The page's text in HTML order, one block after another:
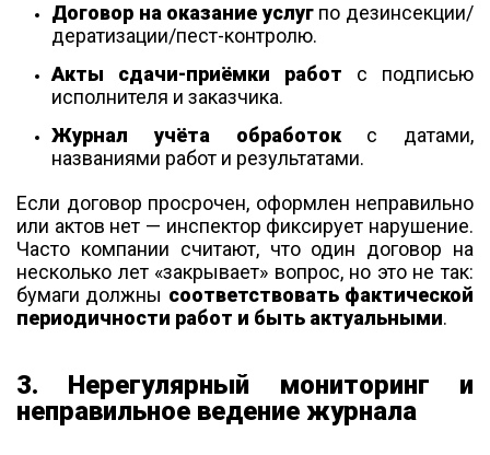
Договор на оказание услугпо дезинсекции/
дератизации/пест-контролю.
Акты сдачи-приёмки работ с подписью
исполнителя и заказчика.
Журнал учёта обработокс датами,
названиями работ и результатами.
Если договор просрочен, оформлен неправильно
или актов нет — инспектор фиксирует нарушение.
Часто компании считают, что один договор на
несколько лет «закрывает» вопрос, но это не так:
бумаги должны соответствовать фактической
периодичности работ и быть актуальными.
3. Нерегулярный мониторинг и
неправильное ведение журнала